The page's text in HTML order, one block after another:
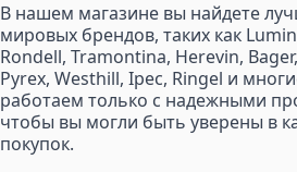
В нашем магазине вы найдете
мировых брендов, таких как
Rondell, Tramontina, Herevin,
Pyrex, Westhill, Ipec, Ringel и
работаем только с надежными
чтобы вы могли быть уверены в
покупок.